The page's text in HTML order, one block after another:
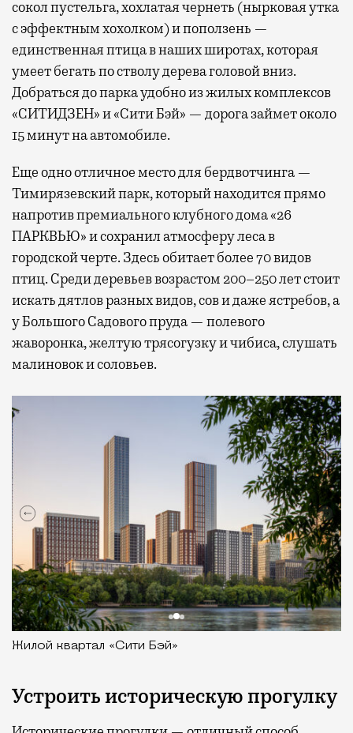
сокол пустельга, хохлатая чернеть (нырковая утка
с эффектным хохолком) и поползень —
единственная птица в наших широтах, которая
умеет бегать по стволу дерева головой вниз.
Добраться до парка удобно из жилых комплексов
«СИТИДЗЕН» и «Сити Бэй» — дорога займет около
15 минут на автомобиле.
Еще одно отличное место для бердвотчинга —
Тимирязевский парк, который находится прямо
напротив премиального клубного дома «26
ПАРКВЬЮ» и сохранил атмосферу леса в
городской черте. Здесь обитает более 70 видов
птиц. Среди деревьев возрастом 200–250 лет стоит
искать дятлов разных видов, сов и даже ястребов, а
у Большого Садового пруда — полевого
жаворонка, желтую трясогузку и чибиса, слушать
малиновок и соловьев.
Жилой квартал «Сити Бэй»
Устроить историческую прогулку